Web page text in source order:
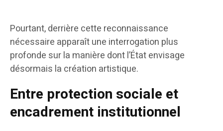
Pourtant, derrière cette reconnaissance
nécessaire apparaît une interrogation plus
profonde sur la manière dont l’État envisage
désormais la création artistique.
Entre protection sociale et
encadrement institutionnel